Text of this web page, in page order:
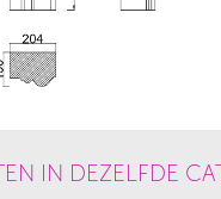
IN DEZELFDE